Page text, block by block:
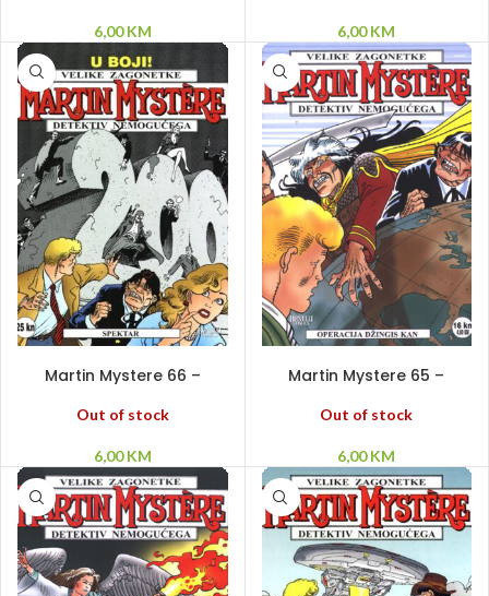
6,00KM 6,00KM
Martin Mystere 66 –
Out of stock
6,00KM
Martin Mystere 65 –
Out of stock
6,00KM